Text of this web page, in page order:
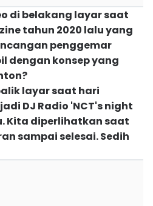
di belakang layar saat
tahun 2020 lalu yang
penggemar
dengan konsep yang
layar saat hari
DJ Radio 'NCT's night
Kita diperlihatkan saat
sampai selesai. Sedih